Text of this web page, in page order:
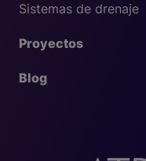
Sistemas de drenaje
Proyectos
Blog